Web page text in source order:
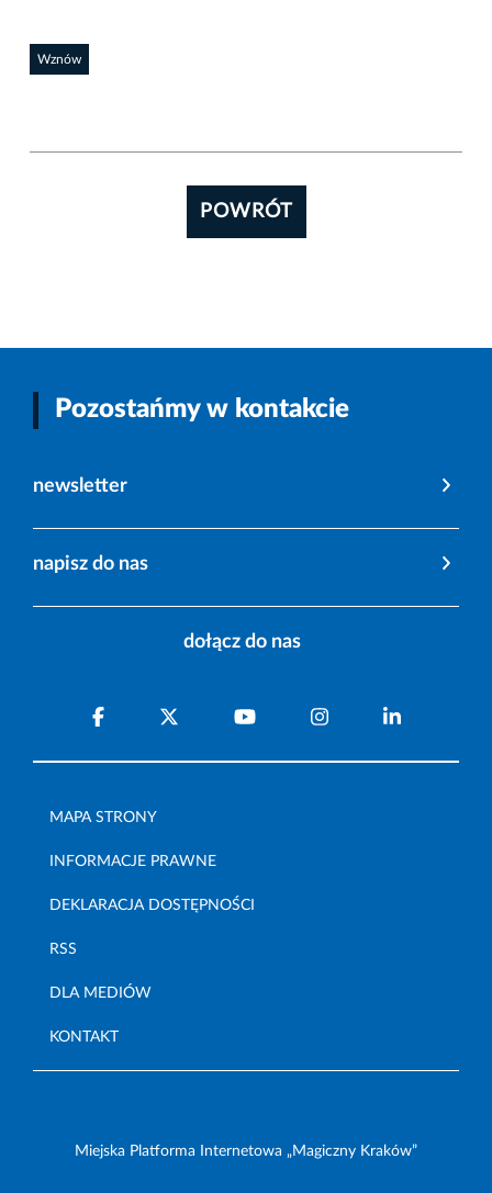
Wznów
POWRÓT
Pozostańmy w kontakcie
newsletter
napisz do nas
dołącz do nas
MAPA STRONY
INFORMACJE PRAWNE
DEKLARACJA DOSTĘPNOŚCI
RSS
DLA MEDIÓW
KONTAKT
Miejska Platforma Internetowa „Magiczny Kraków”